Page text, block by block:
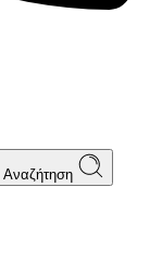
Αναζήτηση